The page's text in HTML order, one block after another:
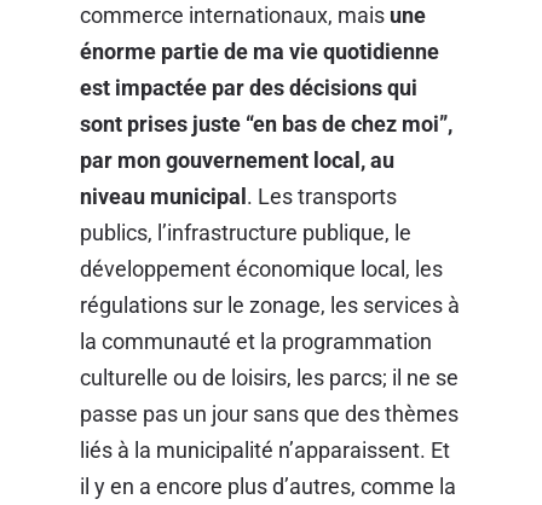
commerce internationaux, mais une
énorme partie de ma vie quotidienne
est impactée par des décisions qui
sont prises juste “en bas de chez moi”,
par mon gouvernement local, au
niveau municipal. Les transports
publics, l’infrastructure publique, le
développement économique local, les
régulations sur le zonage, les services à
la communauté et la programmation
culturelle ou de loisirs, les parcs; il ne se
passe pas un jour sans que des thèmes
liés à la municipalité n’apparaissent. Et
il y en a encore plus d’autres, comme la